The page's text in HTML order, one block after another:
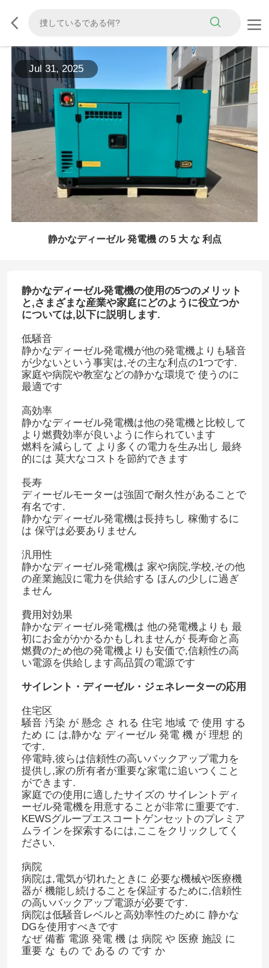
Jul 31, 2025
静かなディーゼル 発電機 の 5 大 な 利点
静かなディーゼル発電機の使用の5つのメリット
と,さまざまな産業や家庭にどのように役立つか
については,以下に説明します.
低騒音
静かなディーゼル発電機が他の発電機よりも騒音
が少ないという事実は,その主な利点の1つです.
家庭や病院や教室などの静かな環境で 使うのに
最適です
高効率
静かなディーゼル発電機は他の発電機と比較して
より燃費効率が良いように作られています
燃料を減らして より多くの電力を生み出し 最終
的には 莫大なコストを節約できます
長寿
ディーゼルモーターは強固で耐久性があることで
有名です.
静かなディーゼル発電機は長持ちし 稼働するに
は 保守は必要ありません
汎用性
静かなディーゼル発電機は 家や病院,学校,その他
の産業施設に電力を供給する ほんの少しに過ぎ
ません
費用対効果
静かなディーゼル発電機は 他の発電機よりも 最
初にお金がかかるかもしれませんが 長寿命と高
燃費のため他の発電機よりも安価で,信頼性の高
い電源を供給します高品質の電源です
サイレント・ディーゼル・ジェネレーターの応用
住宅区
騒音 汚染 が 懸念 さ れる 住宅 地域 で 使用 する
ため に は,静かな ディーゼル 発電 機 が 理想 的
です.
停電時,彼らは信頼性の高いバックアップ電力を
提供し,家の所有者が重要な家電に追いつくこと
ができます.
家庭での使用に適したサイズの サイレントディ
ーゼル発電機を用意することが非常に重要です.
KEWSグループエスコートゲンセットのプレミア
ムラインを探索するには,ここをクリックしてく
ださい.
病院
病院は,電気が切れたときに 必要な機械や医療機
器が 機能し続けることを保証するために,信頼性
の高いバックアップ電源が必要です.
病院は低騒音レベルと高効率性のために 静かな
DGを使用すべきです
なぜ 備蓄 電源 発電 機 は 病院 や 医療 施設 に
重要 な もの で ある の です か